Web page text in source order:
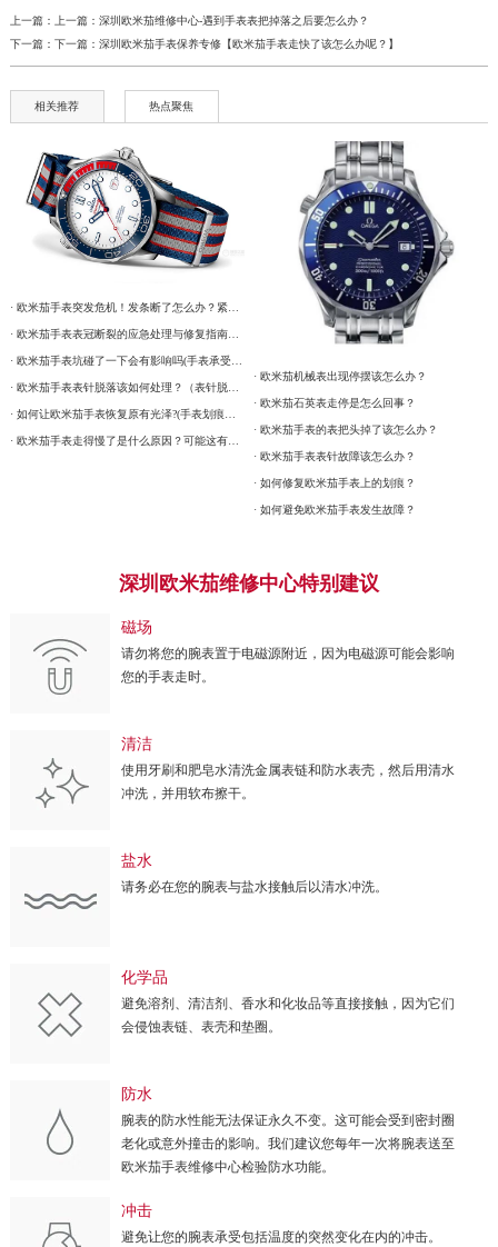
上一篇：上一篇： 深圳欧米茄维修中心-遇到手表表把掉落之后要怎么办？
下一篇：下一篇： 深圳欧米茄手表保养专修【欧米茄手表走快了该怎么办呢？】
相关推荐 热点聚焦
· 欧米茄手表突发危机！发条断了怎么办？紧急处理指南在这里
· 欧米茄手表表冠断裂的应急处理与修复指南：保护您的投资
· 欧米茄手表坑碰了一下会有影响吗(手表承受强烈震动有什么后果)
· 欧米茄手表表针脱落该如何处理？（表针脱落的处理方式）
· 如何让欧米茄手表恢复原有光泽?(手表划痕修复的方法)
· 欧米茄手表走得慢了是什么原因？可能这有这5个方面
· 欧米茄机械表出现停摆该怎么办？
· 欧米茄石英表走停是怎么回事？
· 欧米茄手表的表把头掉了该怎么办？
· 欧米茄手表表针故障该怎么办？
· 如何修复欧米茄手表上的划痕？
· 如何避免欧米茄手表发生故障？
深圳欧米茄维修中心特别建议
磁场
请勿将您的腕表置于电磁源附近，因为电磁源可能会影响
您的手表走时。
清洁
使用牙刷和肥皂水清洗金属表链和防水表壳，然后用清水
冲洗，并用软布擦干。
盐水
请务必在您的腕表与盐水接触后以清水冲洗。
化学品
避免溶剂、清洁剂、香水和化妆品等直接接触，因为它们
会侵蚀表链、表壳和垫圈。
防水
腕表的防水性能无法保证永久不变。这可能会受到密封圈
老化或意外撞击的影响。我们建议您每年一次将腕表送至
欧米茄手表维修中心检验防水功能。
冲击
避免让您的腕表承受包括温度的突然变化在内的冲击。